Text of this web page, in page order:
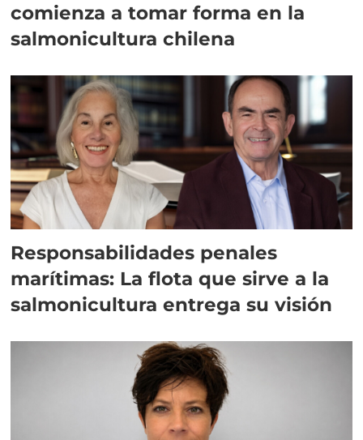
comienza a tomar forma en la
salmonicultura chilena
Responsabilidades penales
marítimas: La flota que sirve a la
salmonicultura entrega su visión